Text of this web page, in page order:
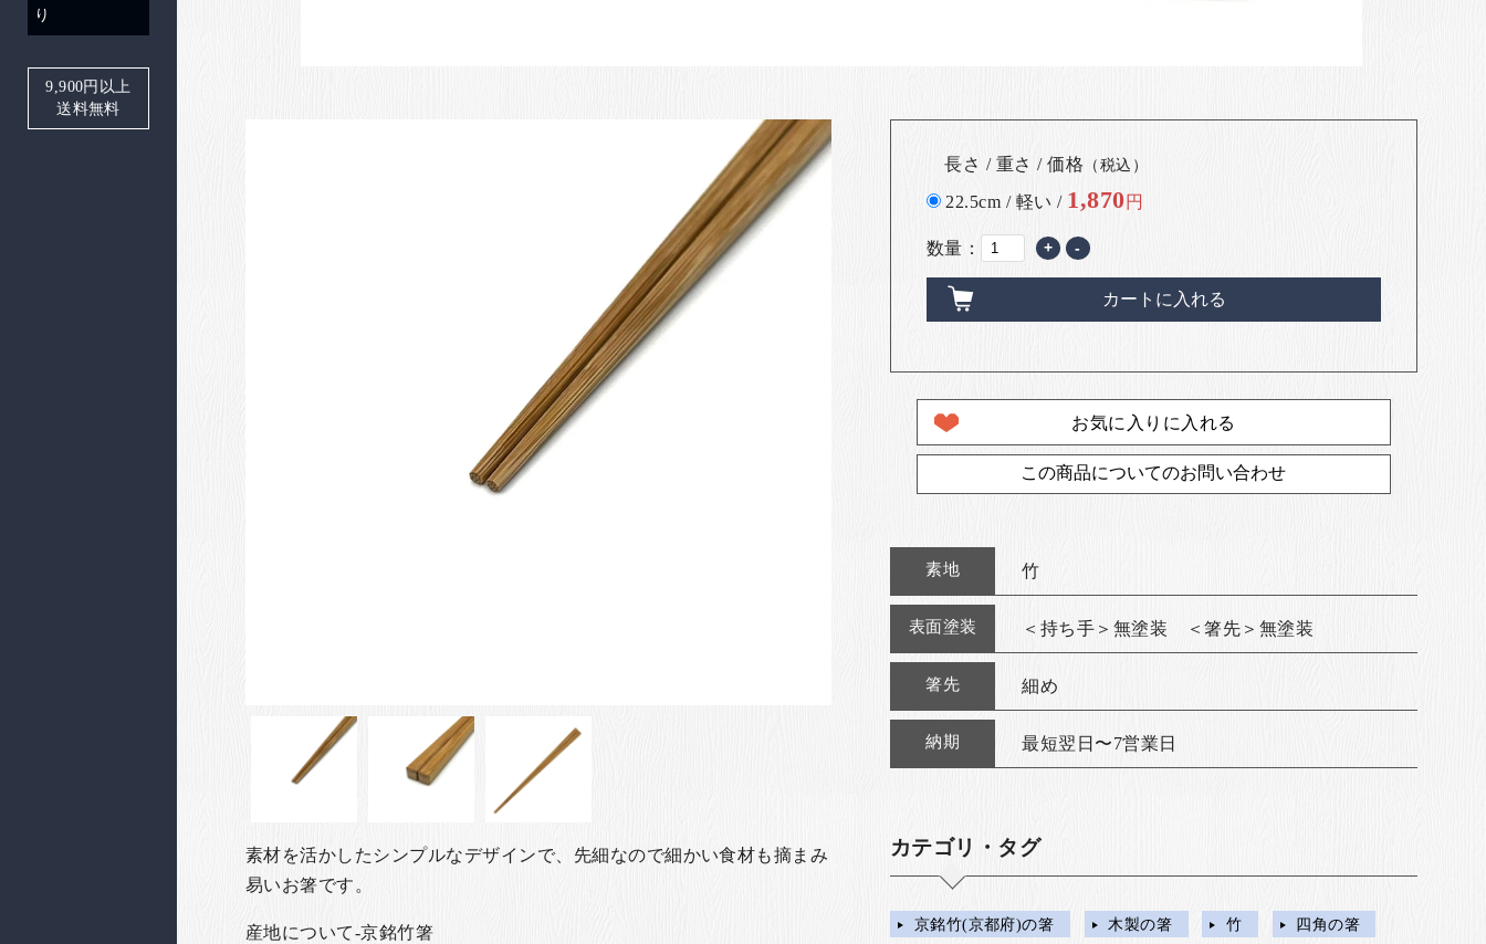
り
9,900円以上
送料無料
素材を活かしたシンプルなデザインで、先細なので細かい食材も摘まみ
易いお箸です。
産地について-京銘竹箸
長さ / 重さ / 価格 （税込）
22.5cm / 軽い / 1,870 円
数量： + -
カートに入れる
お気に入りに入れる
この商品についてのお問い合わせ
素地 竹
表面塗装 ＜持ち手＞無塗装 ＜箸先＞無塗装
箸先 細め
納期 最短翌日〜7営業日
カテゴリ・タグ
京銘竹(京都府)の箸 木製の箸 竹 四角の箸